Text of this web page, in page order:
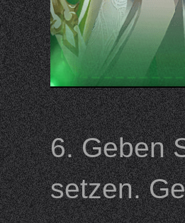
6. Geben
setzen.